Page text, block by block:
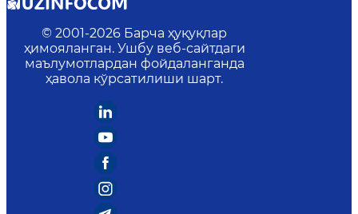
© 2001-2026 Барча ҳуқуқлар
ҳимояланган. Ушбу веб-сайтдаги
маълумотлардан фойдаланганда
ҳавола кўрсатилиши шарт.